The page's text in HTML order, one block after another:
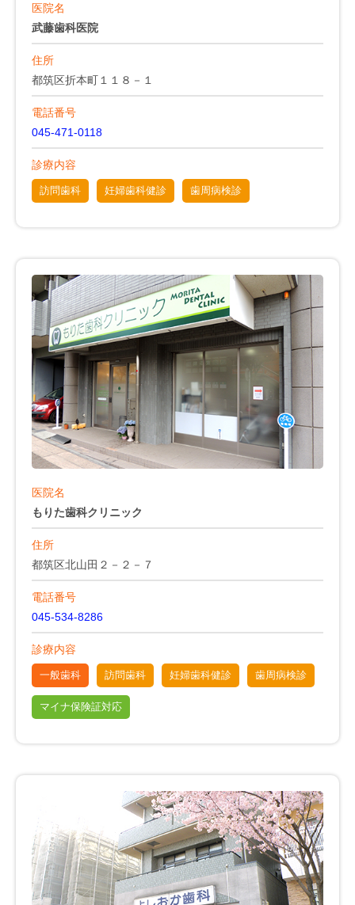
医院名
武藤歯科医院
住所
都筑区折本町１１８－１
電話番号
045-471-0118
診療内容
訪問歯科 妊婦歯科健診 歯周病検診
医院名
もりた歯科クリニック
住所
都筑区北山田２－２－７
電話番号
045-534-8286
診療内容
一般歯科 訪問歯科 妊婦歯科健診 歯周病検診
マイナ保険証対応